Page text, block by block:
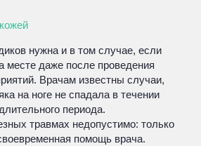
нужна и в том случае, если
месте даже после проведения
Врачам известны случаи,
на ноге не спадала в течении
периода.
травмах недопустимо: только
помощь врача.